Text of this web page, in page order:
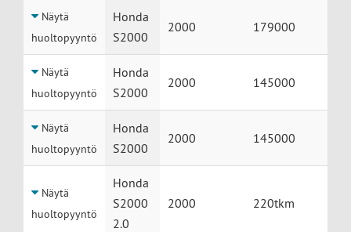
Huolto
Auto
Näytä
huoltopyyntö
Honda
S2000
2000 179000
Näytä
huoltopyyntö
Honda
S2000
2000 145000
Näytä
huoltopyyntö
Honda
S2000
2000 145000
Näytä
huoltopyyntö
Honda
S2000
2.0
2000 220tkm